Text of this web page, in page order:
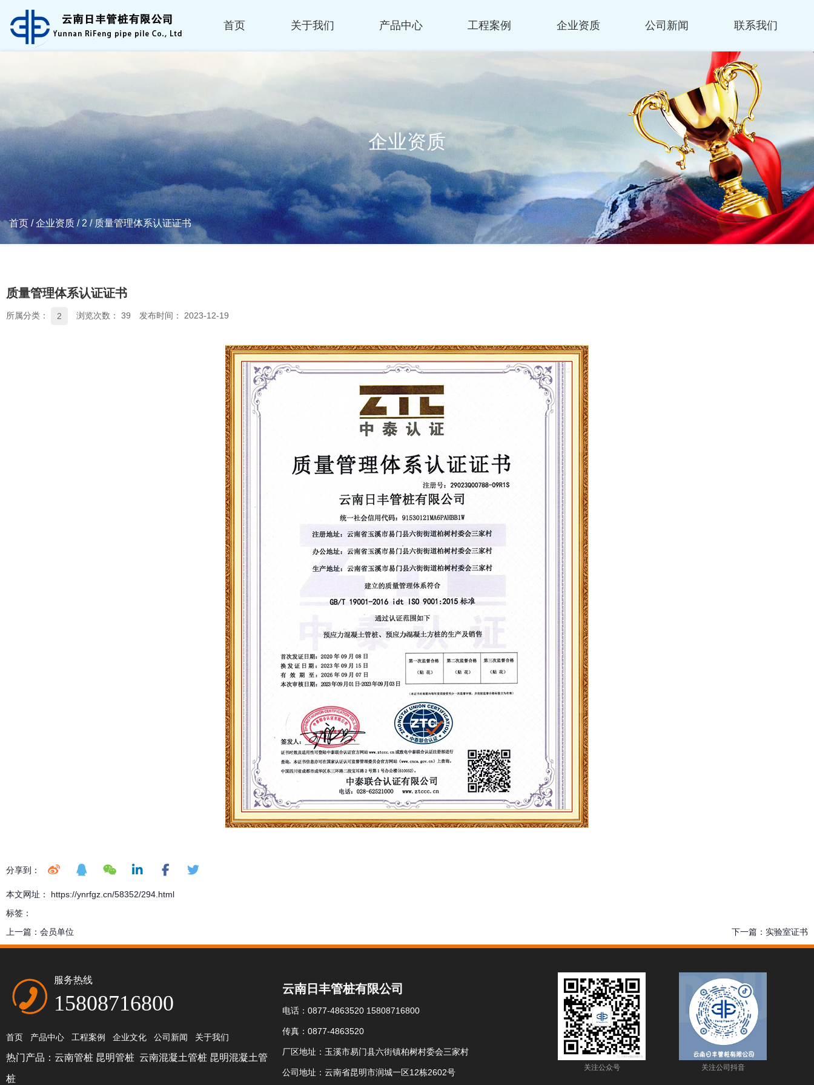
首页 关于我们 产品中心 工程案例 企业资质 公司新闻 联系我们
企业资质
首页 /企业资质 /2 /质量管理体系认证证书
质量管理体系认证证书
所属分类： 2 浏览次数： 39 发布时间： 2023-12-19
分享到：
本文网址： https://ynrfgz.cn/58352/294.html
标签：
上一篇： 会员单位 下一篇： 实验室证书
服务热线
15808716800
首页 产品中心 工程案例 企业文化 公司新闻 关于我们
热门产品： 云南管桩 昆明管桩 云南混凝土管桩 昆明混凝土管
桩
云南日丰管桩有限公司
电话：0877-4863520 15808716800
传真：0877-4863520
厂区地址：玉溪市易门县六街镇柏树村委会三家村
公司地址：云南省昆明市润城一区12栋2602号
关注公众号 关注公司抖音